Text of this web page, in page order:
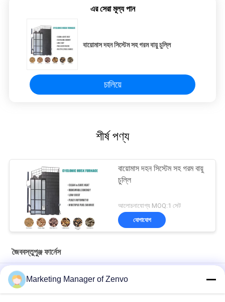
এর সেরা মূল্য পান
বায়োমাস দহন সিস্টেম সহ গরম বায়ু চুল্লি
চালিয়ে
শীর্ষ পণ্য
বায়োমাস দহন সিস্টেম সহ গরম বায়ু
চুল্লি
আলোচনাযোগ্য MOQ:1 সেট
যোগাযোগ
জৈববস্তুপুঞ্জ ফার্নেস
৫এল-৬০ ৬০০,০০০ কিলোক্যালরি বায়োমাস বার্নার - উচ্চ-দক্ষতা সম্পন্ন ধানের তুষের
চুল্লি।Marketing Manager of Zenvo